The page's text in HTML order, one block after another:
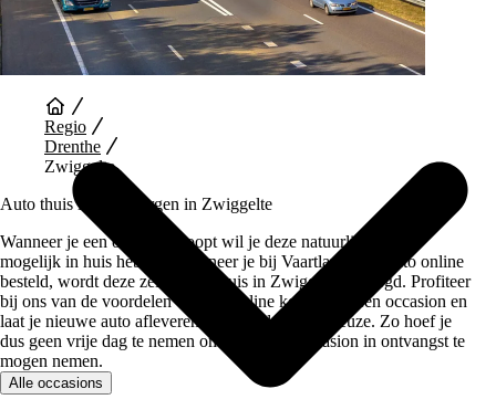
Auto Diensten
Regio
Drenthe
Zwiggelte
Auto thuis laten bezorgen in Zwiggelte
Wanneer je een occasion koopt wil je deze natuurlijk zo snel
mogelijk in huis hebben. Wanneer je bij Vaartland.nl je auto online
besteld, wordt deze zelfs bij je thuis in Zwiggelte bezorgd. Profiteer
bij ons van de voordelen van het online kopen van een occasion en
laat je nieuwe auto afleveren op een adres naar keuze. Zo hoef je
dus geen vrije dag te nemen om je nieuwe occasion in ontvangst te
mogen nemen.
Alle occasions